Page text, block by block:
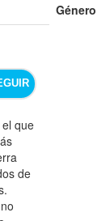
Género
que
de